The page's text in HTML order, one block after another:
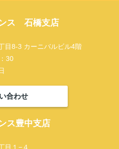
ス 石橋支店
目8-3 カーニバルビル4階
30
合わせ
ス豊中支店
目１−４